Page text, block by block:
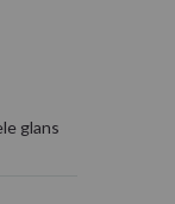
glans